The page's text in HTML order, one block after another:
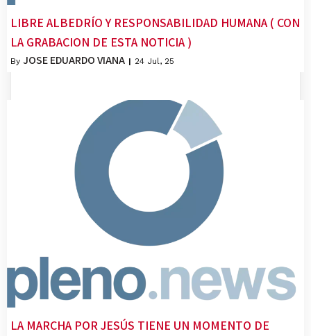
LIBRE ALBEDRÍO Y RESPONSABILIDAD HUMANA ( CON
LA GRABACION DE ESTA NOTICIA )
By JOSE EDUARDO VIANA | 24 Jul, 25
LA MARCHA POR JESÚS TIENE UN MOMENTO DE